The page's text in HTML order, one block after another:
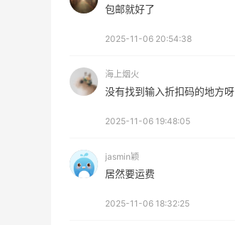
包邮就好了
2025-11-06 20:54:38
海上烟火
没有找到输入折扣码的地方呀
2025-11-06 19:48:05
jasmin颖
居然要运费
2025-11-06 18:32:25